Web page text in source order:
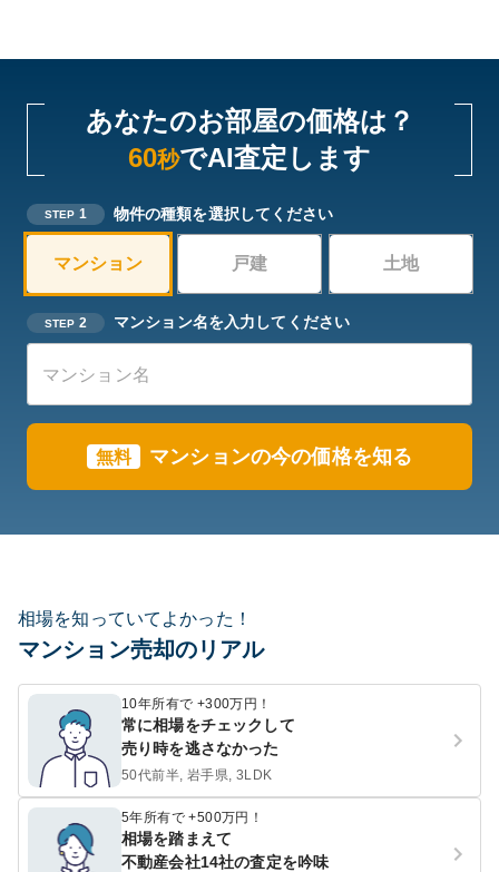
あなたのお部屋の価格は？
60秒でAI査定します
STEP 1 物件の種類を選択してください
マンション 戸建 土地
STEP 2 マンション名を入力してください
無料 マンションの今の価格を知る
相場を知っていてよかった！
マンション売却のリアル
10年所有で +300万円！
常に相場をチェックして
売り時を逃さなかった
50代前半, 岩手県, 3LDK
5年所有で +500万円！
相場を踏まえて
不動産会社14社の査定を吟味